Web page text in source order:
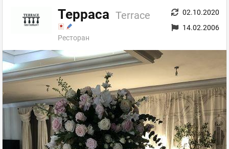
Терраса Terrace
Ресторан
02.10.2020
14.02.2006